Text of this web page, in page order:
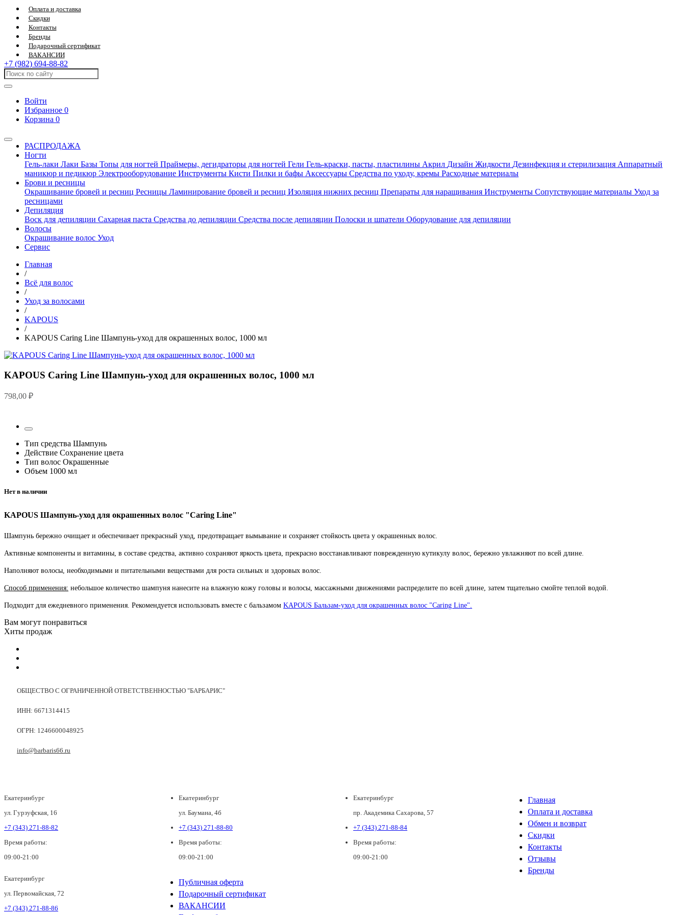
Оплата и доставка
Скидки
Контакты
Бренды
Подарочный сертификат
ВАКАНСИИ
+7 (982) 694-88-82
Войти
Избранное 0
Корзина 0
РАСПРОДАЖА
Ногти
Гель-лаки Лаки Базы Топы для ногтей Праймеры, дегидраторы для ногтей Гели Гель-краски, пасты, пластилины Акрил Дизайн Жидкости Дезинфекция и стерилизация Аппаратный
маникюр и педикюр Электрооборудование Инструменты Кисти Пилки и бафы Аксессуары Средства по уходу, кремы Расходные материалы
Брови и ресницы
Окрашивание бровей и ресниц Ресницы Ламинирование бровей и ресниц Изоляция нижних ресниц Препараты для наращивания Инструменты Сопутствующие материалы Уход за
ресницами
Депиляция
Воск для депиляции Сахарная паста Средства до депиляции Средства после депиляции Полоски и шпатели Оборудование для депиляции
Волосы
Окрашивание волос Уход
Сервис
Главная
/
Всё для волос
/
Уход за волосами
/
KAPOUS
/
KAPOUS Caring Line Шампунь-уход для окрашенных волос, 1000 мл
KAPOUS Caring Line Шампунь-уход для окрашенных волос, 1000 мл
798,00 ₽
Тип средства Шампунь
Действие Сохранение цвета
Тип волос Окрашенные
Объем 1000 мл
Нет в наличии
KAPOUS Шампунь-уход для окрашенных волос "Caring Line"
Шампунь бережно очищает и обеспечивает прекрасный уход, предотвращает вымывание и сохраняет стойкость цвета у окрашенных волос.
Активные компоненты и витамины, в составе средства, активно сохраняют яркость цвета, прекрасно восстанавливают поврежденную кутикулу волос, бережно увлажняют по всей длине.
Наполняют волосы, необходимыми и питательными веществами для роста сильных и здоровых волос.
Способ применения: небольшое количество шампуня нанесите на влажную кожу головы и волосы, массажными движениями распределите по всей длине, затем тщательно смойте теплой водой.
Подходит для ежедневного применения. Рекомендуется использовать вместе с бальзамом KAPOUS Бальзам-уход для окрашенных волос "Caring Line".
Вам могут понравиться
Хиты продаж
ОБЩЕСТВО С ОГРАНИЧЕННОЙ ОТВЕТСТВЕННОСТЬЮ "БАРБАРИС"
ИНН: 6671314415
ОГРН: 1246600048925
info@barbaris66.ru
Екатеринбург
ул. Гурзуфская, 16
+7 (343) 271-88-82
Время работы:
09:00-21:00
Екатеринбург
ул. Баумана, 4б
+7 (343) 271-88-80
Время работы:
09:00-21:00
Екатеринбург
пр. Академика Сахарова, 57
+7 (343) 271-88-84
Время работы:
09:00-21:00
Екатеринбург
ул. Первомайская, 72
+7 (343) 271-88-86
Главная
Оплата и доставка
Обмен и возврат
Скидки
Контакты
Отзывы
Бренды
Публичная оферта
Подарочный сертификат
ВАКАНСИИ